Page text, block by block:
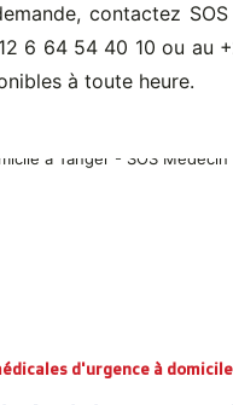
contactez
6 64 54 40 10 ou au
à toute heure.
d'urgence à domicile